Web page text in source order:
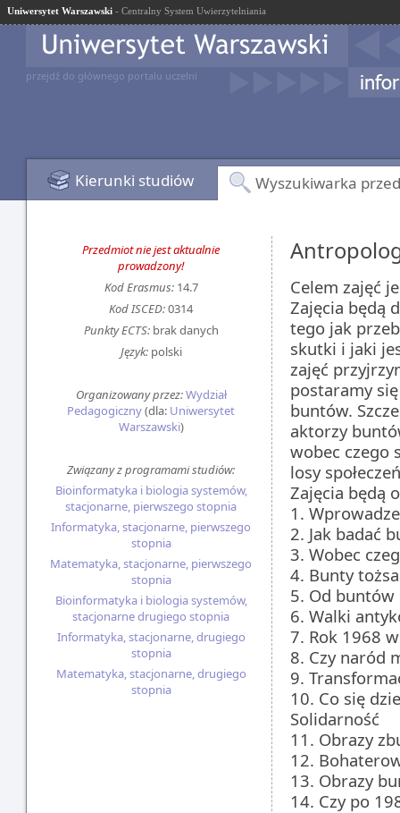
Uniwersytet Warszawski - Centralny System Uwierzytelniania
przejdź do głównego portalu uczelni
Kierunki studiów Wyszukiwarka
Przedmiot nie jest aktualnie
prowadzony!
Kod Erasmus:14.7
Kod ISCED:0314
Punkty ECTS:brak danych
Język:polski
Organizowany przez:Wydział
Pedagogiczny(dla: Uniwersytet
Warszawski)
Związany z programami studiów:
Bioinformatyka i biologia systemów,
stacjonarne, pierwszego stopnia
Informatyka, stacjonarne, pierwszego
stopnia
Matematyka, stacjonarne, pierwszego
stopnia
Bioinformatyka i biologia systemów,
stacjonarne drugiego stopnia
Informatyka, stacjonarne, drugiego
stopnia
Matematyka, stacjonarne, drugiego
stopnia
Celem zajęć
Zajęcia będą
tego jak
skutki i jaki
zajęć
postaramy
buntów.
aktorzy
wobec czego
losy
Zajęcia będą
1.
2. Jak badać
3. Wobec
4. Bunty
5. Od
6. Walki
7. Rok 1968
8. Czy naród
9.
10. Co się
Solidarność
11. Obrazy
12.
13. Obrazy
14. Czy po